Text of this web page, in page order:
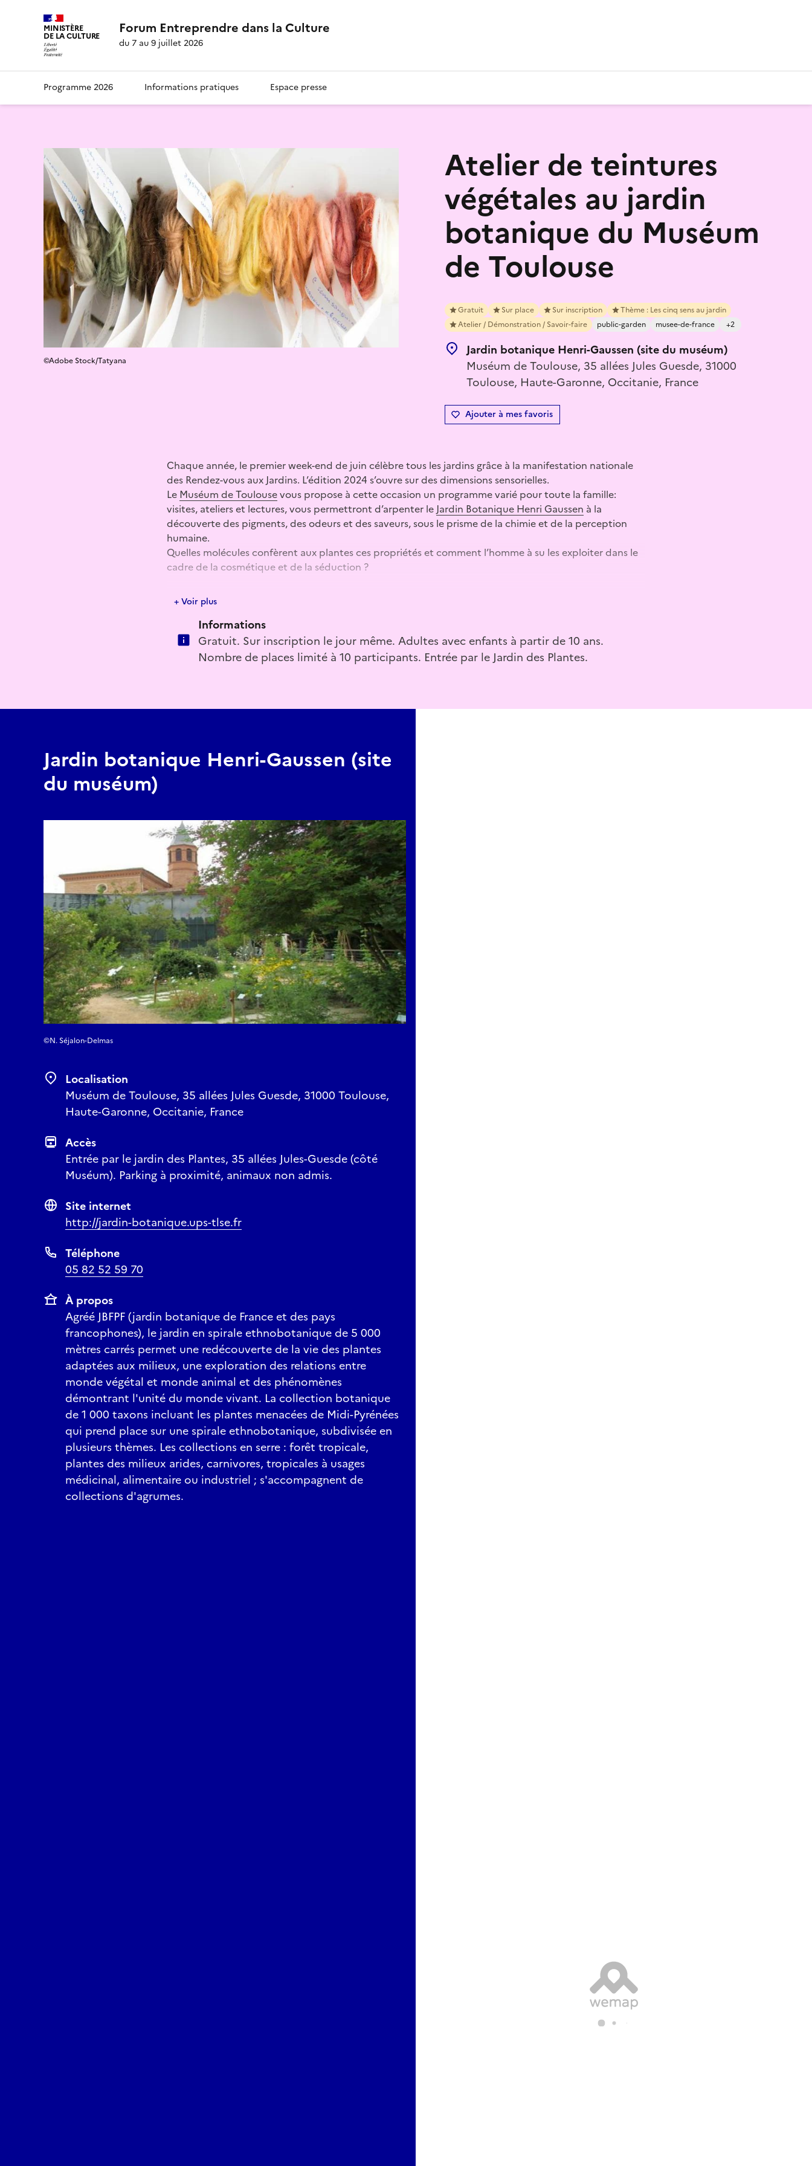
MINISTÈRE
DE LA CULTURE Forum Entreprendre dans la Culture
du 7 au 9 juillet 2026
Programme 2026 Informations pratiques Espace presse
Atelier de teintures
végétales au jardin
botanique du Muséum
de Toulouse
Gratuit Sur place Sur inscription
Thème : Les cinq sens au jardin
Atelier / Démonstration / Savoir-faire
public-garden musee-de-france +2
Jardin botanique Henri-Gaussen (site du muséum)
Muséum de Toulouse, 35 allées Jules Guesde, 31000
Toulouse, Haute-Garonne, Occitanie, France
Ajouter à mes favoris
©Adobe Stock/Tatyana
Chaque année, le premier week-end de juin célèbre tous les jardins grâce à la manifestation nationale
des Rendez-vous aux Jardins. L’édition 2024 s’ouvre sur des dimensions sensorielles.
Le Muséum de Toulousevous propose à cette occasion un programme varié pour toute la famille:
visites, ateliers et lectures, vous permettront d’arpenter le Jardin Botanique Henri Gaussen à la
découverte des pigments, des odeurs et des saveurs, sous le prisme de la chimie et de la perception
humaine.
Quelles molécules confèrent aux plantes ces propriétés et comment l’homme à su les exploiter dans le
cadre de la cosmétique et de la séduction ?
Atelier « teintures végétales » : Venez teindre du tissu avec les plantes tinctoriales du jardin !
+ Voir plus
Informations
Gratuit. Sur inscription le jour même. Adultes avec enfants à partir de 10 ans.
Nombre de places limité à 10 participants. Entrée par le Jardin des Plantes.
Jardin botanique Henri-Gaussen (site
du muséum)
©N. Séjalon-Delmas
Localisation
Muséum de Toulouse, 35 allées Jules Guesde, 31000 Toulouse,
Haute-Garonne, Occitanie, France
Accès
Entrée par le jardin des Plantes, 35 allées Jules-Guesde (côté
Muséum). Parking à proximité, animaux non admis.
Site internet
http://jardin-botanique.ups-tlse.fr
Téléphone
05 82 52 59 70
À propos
Agréé JBFPF (jardin botanique de France et des pays
francophones), le jardin en spirale ethnobotanique de 5 000
mètres carrés permet une redécouverte de la vie des plantes
adaptées aux milieux, une exploration des relations entre
monde végétal et monde animal et des phénomènes
démontrant l'unité du monde vivant. La collection botanique
de 1 000 taxons incluant les plantes menacées de Midi-Pyrénées
qui prend place sur une spirale ethnobotanique, subdivisée en
plusieurs thèmes. Les collections en serre : forêt tropicale,
plantes des milieux arides, carnivores, tropicales à usages
médicinal, alimentaire ou industriel ; s'accompagnent de
collections d'agrumes.